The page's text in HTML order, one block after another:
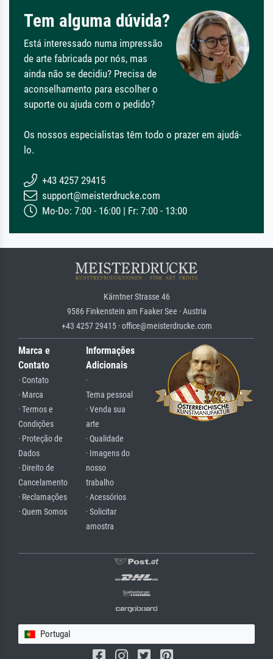
Tem alguma dúvida?
Está interessado numa impressão
de arte fabricada por nós, mas
ainda não se decidiu? Precisa de
aconselhamento para escolher o
suporte ou ajuda com o pedido?
Os nossos especialistas têm todo o prazer em ajudá-
lo.
+43 4257 29415
support@meisterdrucke.com
Mo-Do: 7:00 - 16:00 | Fr: 7:00 - 13:00
Kärntner Strasse 46
9586 Finkenstein am Faaker See · Austria
+43 4257 29415 · office@meisterdrucke.com
Marca e
Contato
· Contato
· Marca
· Termos e
Condições
· Proteção de
Dados
· Direito de
Cancelamento
· Reclamações
· Quem Somos
Informações
Adicionais
·
Tema pessoal
· Venda sua
arte
· Qualidade
· Imagens do
nosso
trabalho
· Acessórios
· Solicitar
amostra
Portugal